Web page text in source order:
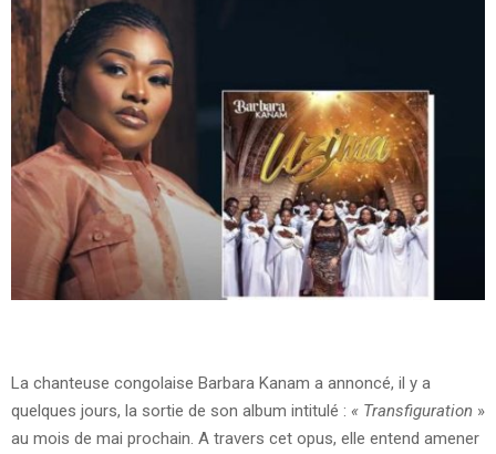
La chanteuse congolaise Barbara Kanam a annoncé, il y a
quelques jours, la sortie de son album intitulé : « Transfiguration »
au mois de mai prochain. A travers cet opus, elle entend amener